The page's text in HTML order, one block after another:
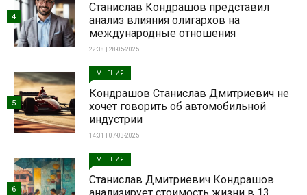
Станислав Кондрашов представил
анализ влияния олигархов на
международные отношения
22:38 | 28-05-2025
4
МНЕНИЯ
Кондрашов Станислав Дмитриевич не
хочет говорить об автомобильной
индустрии
14:31 | 07-03-2025
5
МНЕНИЯ
Станислав Дмитриевич Кондрашов
6